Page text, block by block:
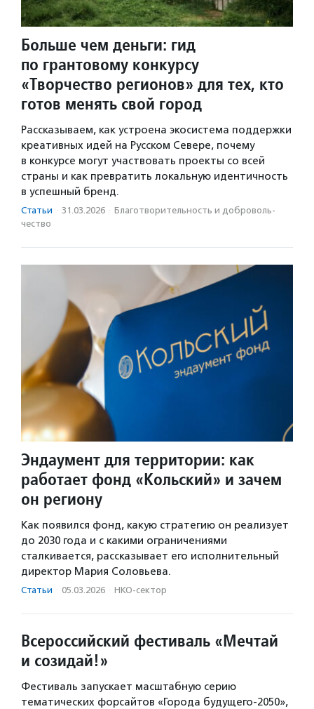
Больше чем деньги: гид
по грантовому конкурсу
«Творчество регионов» для тех, кто
готов менять свой город
Рассказываем, как устроена экосистема поддержки
креативных идей на Русском Севере, почему
в конкурсе могут участвовать проекты со всей
страны и как превратить локальную идентичность
в успешный бренд.
Статьи · 31.03.2026 · Благотвори­тель­ность и доброволь­
чест­во
Эндаумент для территории: как
работает фонд «Кольский» и зачем
он региону
Как появился фонд, какую стратегию он реализует
до 2030 года и с какими ограничениями
сталкивается, рассказывает его исполнительный
директор Мария Соловьева.
Статьи · 05.03.2026 · НКО-сектор
Всероссийский фестиваль «Мечтай
и созидай!»
Фестиваль запускает масштабную серию
тематических форсайтов «Города будущего-2050»,